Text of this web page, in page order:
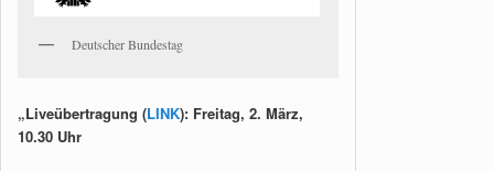
Deutscher Bundestag
„Liveübertragung (LINK): Freitag, 2. März,
10.30 Uhr